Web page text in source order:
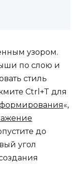
узором.
по слою и
стиль
Ctrl+T для
«,
до
угол